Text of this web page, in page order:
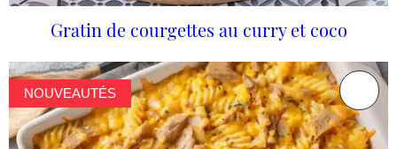
Gratin de courgettes au curry et coco
NOUVEAUTÉS